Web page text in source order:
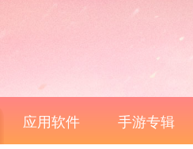
应用软件 手游专辑